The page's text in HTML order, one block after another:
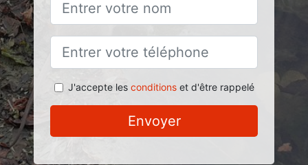
J'accepte les conditionset d'être rappelé
Envoyer